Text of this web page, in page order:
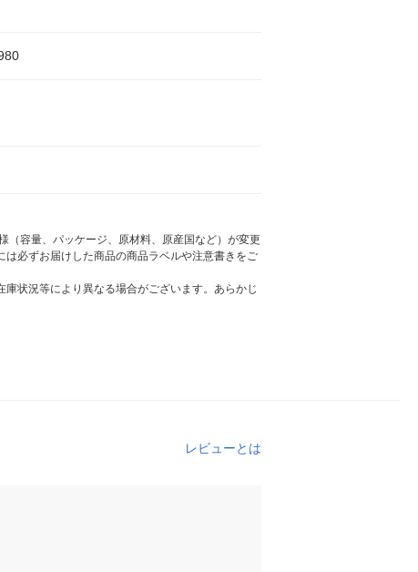
（容量、パッケージ、原材料、原産国など）が変更
必ずお届けした商品の商品ラベルや注意書きをご
状況等により異なる場合がございます。あらかじ
レビューとは